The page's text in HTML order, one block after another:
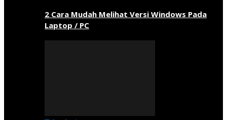
2 Cara Mudah Melihat Versi Windows Pada
Laptop / PC